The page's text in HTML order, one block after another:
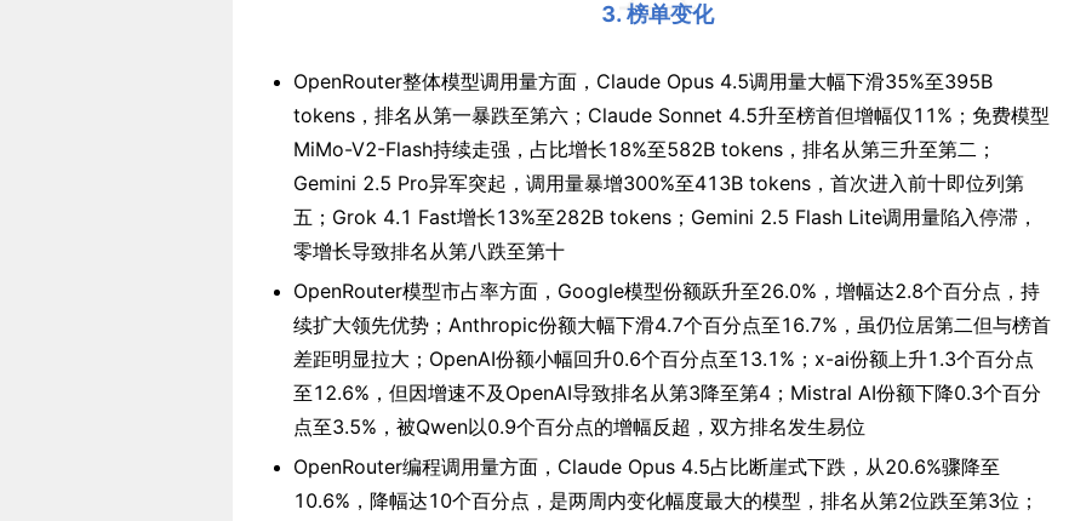
3. 榜单变化
OpenRouter整体模型调用量方面，Claude Opus 4.5调用量大幅下滑35%至395B
tokens，排名从第一暴跌至第六；Claude Sonnet 4.5升至榜首但增幅仅11%；免费模型
MiMo-V2-Flash持续走强，占比增长18%至582B tokens，排名从第三升至第二；
Gemini 2.5 Pro异军突起，调用量暴增300%至413B tokens，首次进入前十即位列第
五；Grok 4.1 Fast增长13%至282B tokens；Gemini 2.5 Flash Lite调用量陷入停滞，
零增长导致排名从第八跌至第十
OpenRouter模型市占率方面，Google模型份额跃升至26.0%，增幅达2.8个百分点，持
续扩大领先优势；Anthropic份额大幅下滑4.7个百分点至16.7%，虽仍位居第二但与榜首
差距明显拉大；OpenAI份额小幅回升0.6个百分点至13.1%；x-ai份额上升1.3个百分点
至12.6%，但因增速不及OpenAI导致排名从第3降至第4；Mistral AI份额下降0.3个百分
点至3.5%，被Qwen以0.9个百分点的增幅反超，双方排名发生易位
OpenRouter编程调用量方面，Claude Opus 4.5占比断崖式下跌，从20.6%骤降至
10.6%，降幅达10个百分点，是两周内变化幅度最大的模型，排名从第2位跌至第3位；